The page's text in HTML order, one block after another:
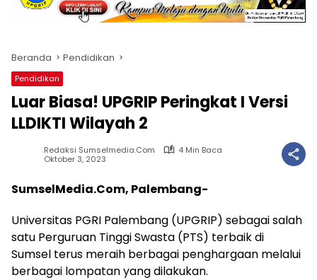
Beranda Pendidikan
Pendidikan
Luar Biasa! UPGRIP Peringkat I Versi
LLDIKTI Wilayah 2
Redaksi Sumselmedia.com
4 Min Baca
Oktober 3, 2023
SumselMedia.Com, Palembang-
Universitas PGRI Palembang (UPGRIP) sebagai salah
satu Perguruan Tinggi Swasta (PTS) terbaik di
Sumsel terus meraih berbagai penghargaan melalui
berbagai lompatan yang dilakukan.